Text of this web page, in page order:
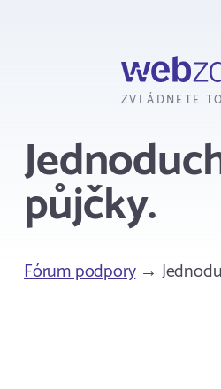
ZVLÁDNETE
půjčky.
Fórum podpory→